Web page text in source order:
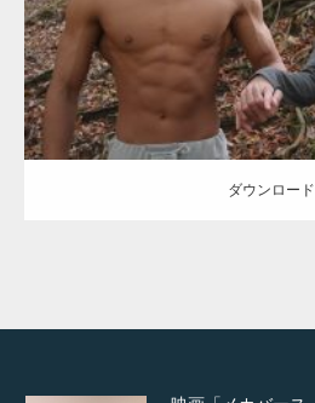
ダウンロード
ダウンロード
NHK「所さん！
た（6/8放送）